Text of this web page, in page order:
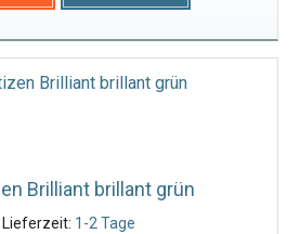
Brilliant brillant grün
Lieferzeit: 1-2 Tage